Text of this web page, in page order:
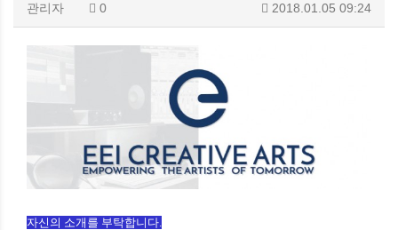
관리자 0 2018.01.05 09:24
자신의 소개를 부탁합니다.